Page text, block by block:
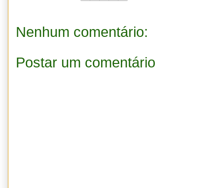
Nenhum comentário:
Postar um comentário